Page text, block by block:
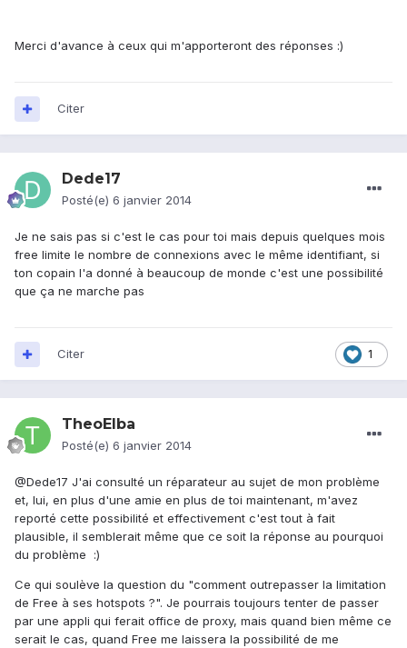
Merci d'avance à ceux qui m'apporteront des réponses :)
Citer
Dede17
Posté(e) 6 janvier 2014
Je ne sais pas si c'est le cas pour toi mais depuis quelques mois
free limite le nombre de connexions avec le même identifiant, si
ton copain l'a donné à beaucoup de monde c'est une possibilité
que ça ne marche pas
1
Citer
TheoElba
Posté(e) 6 janvier 2014
@Dede17 J'ai consulté un réparateur au sujet de mon problème
et, lui, en plus d'une amie en plus de toi maintenant, m'avez
reporté cette possibilité et effectivement c'est tout à fait
plausible, il semblerait même que ce soit la réponse au pourquoi
du problème :)
Ce qui soulève la question du "comment outrepasser la limitation
de Free à ses hotspots ?". Je pourrais toujours tenter de passer
par une appli qui ferait office de proxy, mais quand bien même ce
serait le cas, quand Free me laissera la possibilité de me